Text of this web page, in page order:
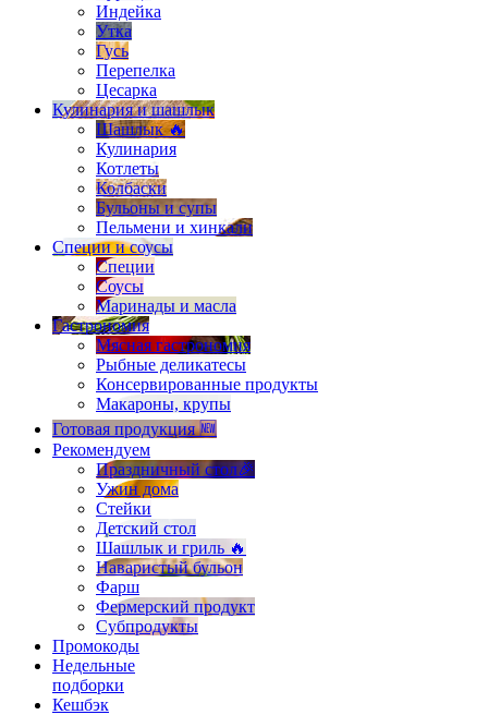
Индейка
Утка
Гусь
Перепелка
Цесарка
Кулинария и шашлык
Шашлык 🔥
Кулинария
Котлеты
Колбаски
Бульоны и супы
Пельмени и хинкали
Специи и соусы
Специи
Соусы
Маринады и масла
Гастрономия
Мясная гастрономия
Рыбные деликатесы
Консервированные продукты
Макароны, крупы
Готовая продукция 🆕
Рекомендуем
Праздничный стол🎉
Ужин дома
Стейки
Детский стол
Шашлык и гриль 🔥
Наваристый бульон
Фарш
Фермерский продукт
Субпродукты
Промокоды
Недельные
подборки
Кешбэк